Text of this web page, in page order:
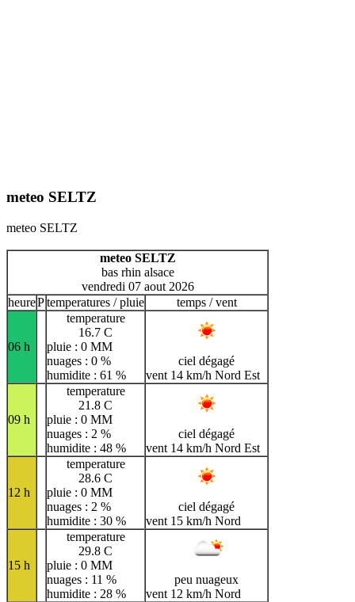
meteo SELTZ
meteo SELTZ
meteo SELTZ
bas rhin alsace
vendredi 07 aout 2026
heurePtemperatures / pluie temps / vent
06 h
temperature
16.7 C
pluie : 0 MM
nuages : 0 %
humidite : 61 %
ciel dégagé
vent 14 km/h Nord Est
09 h
temperature
21.8 C
pluie : 0 MM
nuages : 2 %
humidite : 48 %
ciel dégagé
vent 14 km/h Nord Est
12 h
temperature
28.6 C
pluie : 0 MM
nuages : 2 %
humidite : 30 %
ciel dégagé
vent 15 km/h Nord
15 h
temperature
29.8 C
pluie : 0 MM
nuages : 11 %
humidite : 28 %
peu nuageux
vent 12 km/h Nord